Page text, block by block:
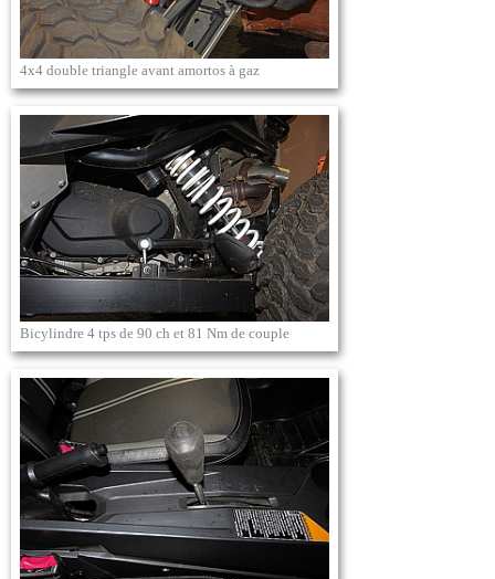
4x4 double triangle avant amortos à gaz
Bicylindre 4 tps de 90 ch et 81 Nm de couple